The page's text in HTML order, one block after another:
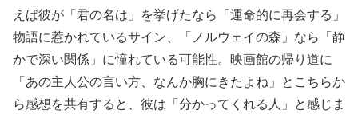
えば彼が「君の名は」を挙げたなら「運命的に再会する」
物語に惹かれているサイン、「ノルウェイの森」なら「静
かで深い関係」に憧れている可能性。映画館の帰り道に
「あの主人公の言い方、なんか胸にきたよね」とこちらか
ら感想を共有すると、彼は「分かってくれる人」と感じま